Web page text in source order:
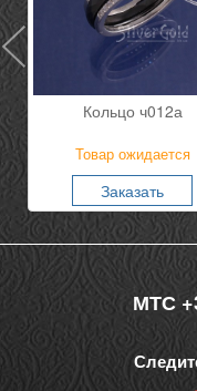
Кольцо ч012а
Товар ожидается
Заказать
МТС